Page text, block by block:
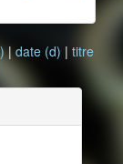
|date (d) | titre